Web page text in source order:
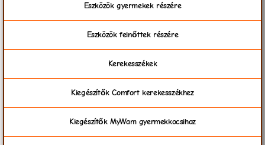
Eszközök gyermekek részére
Eszközök felnőttek részére
Kerekesszékek
Kiegészítők Comfort kerekesszékhez
Kiegészítők MyWam gyermekkocsihoz